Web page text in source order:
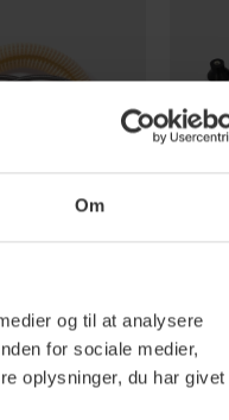
Om
og til at analysere
for sociale medier,
oplysninger, du har givet
hverdage
til
La